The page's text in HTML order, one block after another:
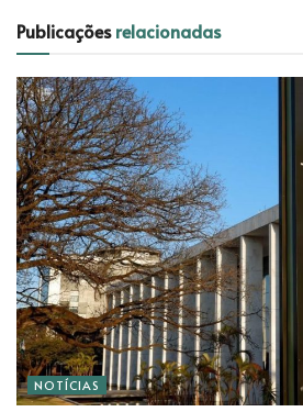
Publicaçõesrelacionadas
NOTÍCIAS